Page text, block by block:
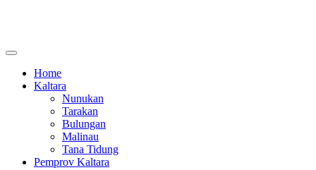
Home
Kaltara
Nunukan
Tarakan
Bulungan
Malinau
Tana Tidung
Pemprov Kaltara